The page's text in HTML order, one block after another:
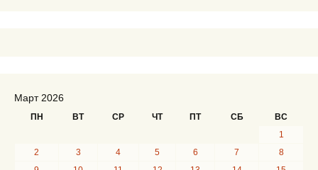
Март 2026
ПН ВТ СР ЧТ ПТ СБ
ВС
1
2
3 4 5 6 7
8